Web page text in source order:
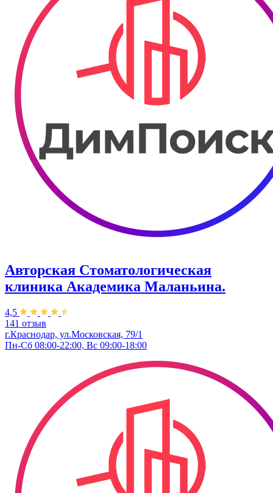
Авторская Стоматологическая
клиника Академика Маланьина.
4,5
141 отзыв
г.Краснодар, ул.Московская, 79/1
Пн-Сб 08:00-22:00, Вс 09:00-18:00